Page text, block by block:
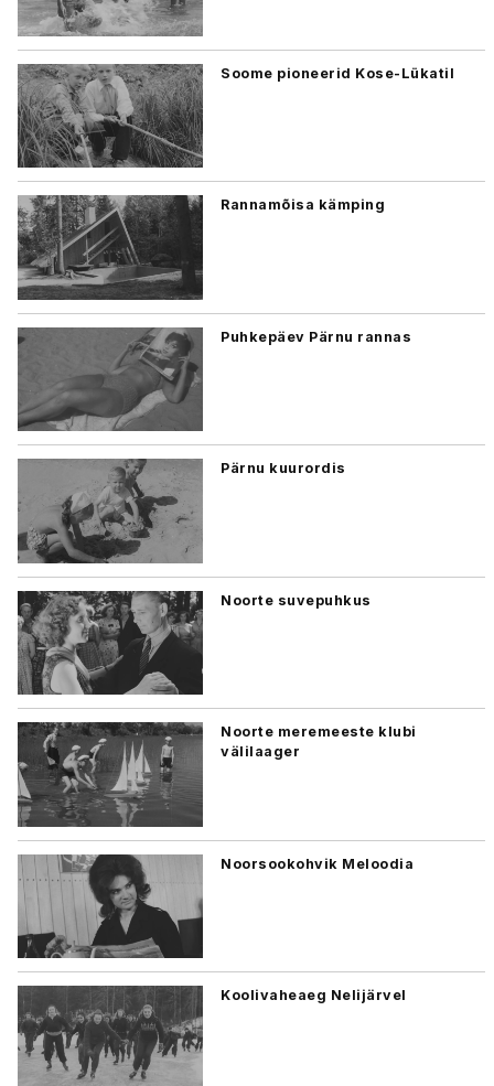
Soome pioneerid Kose-Lükatil
Rannamõisa kämping
Puhkepäev Pärnu rannas
Pärnu kuurordis
Noorte suvepuhkus
Noorte meremeeste klubi
välilaager
Noorsookohvik Meloodia
Koolivaheaeg Nelijärvel